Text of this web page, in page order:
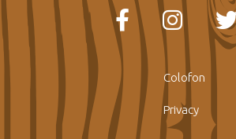
Colofon
Privacy